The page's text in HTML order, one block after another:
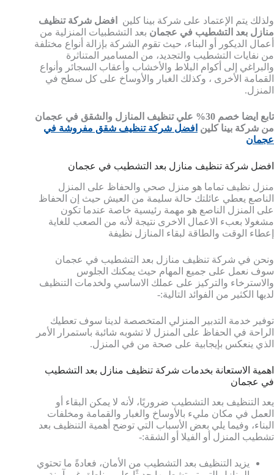
ولذلك يتم الإعتماد على شركة بينا كلين
افضل شركة تنظيف
منازل بعد التشطيب في عجمان بعد التشطبيات المنزلية من
أعمال الديكور أو البناء، حيث تقوم الشركة بإزالة أنواع مختلفة
من نفايات التشطيب والتجديد، من المسامير المتناثرة
والبراغي إلى أكوام البلاط والأخشاب وأعقاب السجائر وأنواع
القمامة الأخرى ، وكذلك الغبار والأوساخ على كل سطح في
المنزل.
تابع ايضا خصم 30% علي تنظيف المنازل والشقق في عجمان
من شركة بينا كلين افضل شركة تنظيف شقق مفروشة في
عجمان
افضل شركة تنظيف منازل بعد التشطيب في عجمان
منزل نظيف تماما هو منزل صحي والحفاظ على المنزل
الناصع يعطي عائلتك حالة سليمة من العيش حيث إن الحفاظ
على المنزل الناصع هو مهمة رئيسية خاصة عندما تكون
مشغولا بعبء الاعمال الاخرى نتيجة لأنه من الصعب للغاية
إعطاء الوقت والطاقة لبقاء المنازل نظيفة
ونحن في شركة تنظيف منازل بعد التشطيب في عجمان
سوف نعمل على جميع المهام حيث يمكنك الجلوس
والاسترخاء والتركيز على عملك الاساسي ولخدمات التنظيف
لديها الكثير من الفوائد التالية:-
توفير خدمة التدبير المنزلي المتخصصة لدينا سوف تعطيك
الراحة في الحفاظ على المنزل لا تشوبه شائبة باستمرار الأمر
الذي ينعكس بإيجابية على صحة من في المنزل.
اهمية الاستعانة بخدمات شركة تنظيف منازل بعد التشطيب
في عجمان
يعد التنظيف بعد التشطيب ضروريًا، لأنه لا يمكن البقاء أو
العمل في مكان مليء بالأوساخ والغبار والقمامة ومخلفات
البناء، وفيما يلي بعض الأسباب التي توضح أهمية التنظيف بعد
تشطيب المنزل أو الفيلا أو الشقة:-
يزيد التنظيف بعد التشطيب من الأمان، فعادةً ما تحتوي